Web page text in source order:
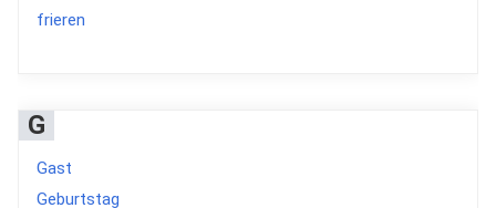
frieren
G
Gast
Geburtstag